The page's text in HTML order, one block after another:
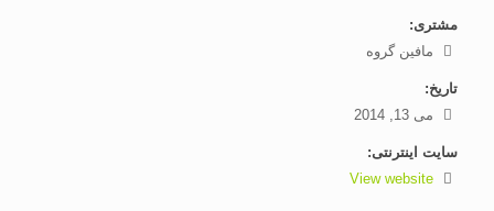
مشتری:
مافین گروه
تاریخ:
می 13, 2014
سایت اینترنتی:
View website